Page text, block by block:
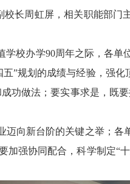
长周虹屏，相关职能部门
校办学90周年之际，各单
五”规划的成绩与经验 ，强化
功做法；要实事求是，既
向新台阶的关键之举；各
加强协同配合，科学制定“